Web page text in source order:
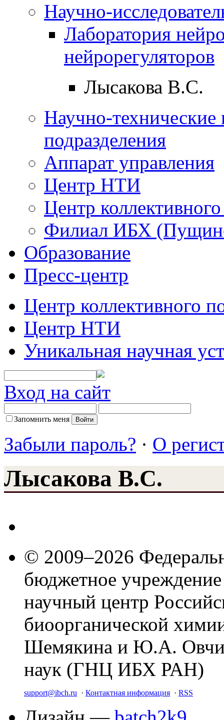
Научно-
Лаборатория
нейрорегуляторов
Лысакова В.С.
Научно-технические
подразделения
Аппарат управления
Центр НТИ
Центр
Филиал ИБХ
Образование
Пресс-центр
Центр коллективного
Центр НТИ
Уникальная научная
Вход на сайт
Запомнить меня
Забыли пароль? · О
Лысакова В.С.
© 2009–2026
бюджетное
научный центр
биоорганической
Шемякина и Ю.А.
наук (ГНЦ ИБХ РАН)
support@ibch.ru · Контактная информация · RSS